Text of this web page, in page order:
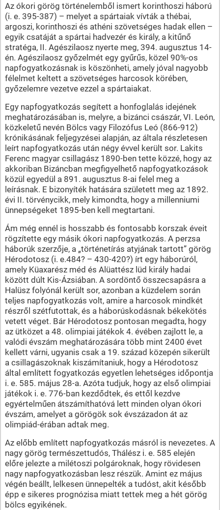
Az ókori görög történelemből ismert korinthoszi háború
(i. e. 395-387) – melyet a spártaiak vívták a thébai,
argoszi, korinthoszi és athéni szövetséges hadak ellen –
egyik csatáját a spártai hadvezér és király, a kitűnő
stratéga, II. Agészilaosz nyerte meg, 394. augusztus 14-
én. Agészilaosz győzelmét egy gyűrűs, közel 90%-os
napfogyatkozásnak is köszönheti, amely jóval nagyobb
félelmet keltett a szövetséges harcosok körében,
győzelemre vezetve ezzel a spártaiakat.
Egy napfogyatkozás segített a honfoglalás idejének
meghatározásában is, melyre, a bizánci császár, VI. León,
közkeletű nevén Bölcs vagy Filozófus Leó (866-912)
krónikásának feljegyzései alapján, az általa részletesen
leírt napfogyatkozás után négy évvel került sor. Lakits
Ferenc magyar csillagász 1890-ben tette közzé, hogy az
akkoriban Bizáncban megfigyelhető napfogyatkozások
közül egyedül a 891. augusztus 8-ai felel meg a
leírásnak. E bizonyíték hatására született meg az 1892.
évi II. törvénycikk, mely kimondta, hogy a millenniumi
ünnepségeket 1895-ben kell megtartani.
Ám még ennél is hosszabb és fontosabb korszak éveit
rögzítette egy másik ókori napfogyatkozás. A perzsa
háborúk szerzője, a „történetírás atyjának tartott” görög
Hérodotosz (i. e.484? – 430-420?) írt egy háborúról,
amely Küaxarész méd és Alüattész lüd király hadai
között dúlt Kis-Ázsiában. A sordöntő összecsapásra a
Halüsz folyónál került sor, azonban a küzdelem során
teljes napfogyatkozás volt, amire a harcosok mindkét
részről szétfutottak, és a háborúskodásnak békekötés
vetett véget. Bár Hérodotosz pontosan megadta, hogy
az ütközet a 48. olimpiai játékok 4. évében zajlott le, a
valódi évszám meghatározására több mint 2400 évet
kellett várni, ugyanis csak a 19. század közepén sikerült
a csillagászoknak kiszámítaniuk, hogy a Hérodotosz
által említett fogyatkozás egyetlen lehetséges időpontja
i. e. 585. május 28-a. Azóta tudjuk, hogy az első olimpiai
játékok i. e. 776-ban kezdődtek, és ettől kezdve
egyértelműen átszámíthatóvá lett minden olyan ókori
évszám, amelyet a görögök sok évszázadon át az
olimpiád-érában adtak meg.
Az előbb említett napfogyatkozás másról is nevezetes. A
nagy görög természettudós, Thálész i. e. 585 elején
előre jelezte a milétoszi polgároknak, hogy rövidesen
nagy napfogyatkozásban lesz részük. Amint ez május
végén beállt, lelkesen ünnepelték a tudóst, akit később
épp e sikeres prognózisa miatt tettek meg a hét görög
bölcs egyikének.